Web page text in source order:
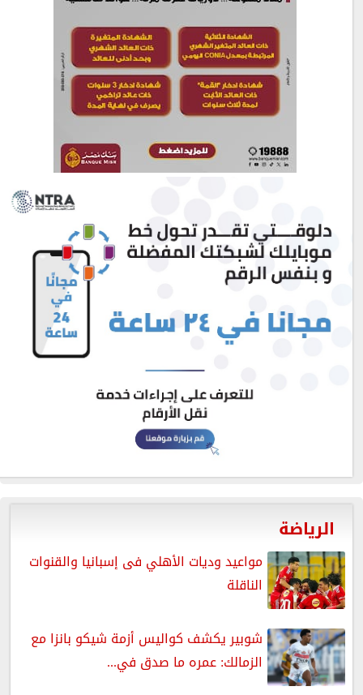
الرياضة
مواعيد وديات الأهلي فى إسبانيا والقنوات
الناقلة
شوبير يكشف كواليس أزمة شيكو بانزا مع
الزمالك: عمره ما صدق في...